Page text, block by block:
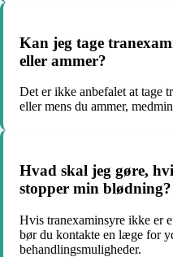
Kan jeg tage
eller ammer?
Det er ikke anbefalet at tage
eller mens du ammer,
Hvad skal jeg gøre,
stopper min blødning?
Hvis tranexaminsyre ikke er
bør du kontakte en læge for
behandlingsmuligheder.